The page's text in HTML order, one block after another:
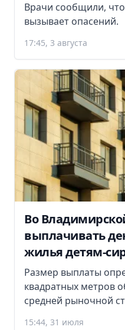
Врачи сообщили,
вызывает опасений.
17:45, 3 августа
Во
выплачивать
жилья детям-
Размер выплаты
квадратных метров
средней рыночной
15:44, 31 июля